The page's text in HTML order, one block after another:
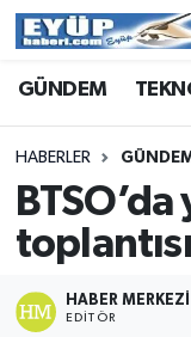
GÜNDEM
HABERLER
HABER MERKEZI
EDITÖR